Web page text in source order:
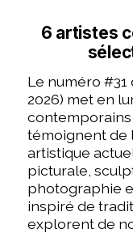
6 artistes
Le numéro #31
2026) met en
témoignent de
artistique
picturale,
photographie
inspiré de
explorent de